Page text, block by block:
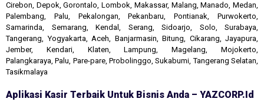
Cirebon, Depok, Gorontalo, Lombok, Makassar, Malang, Manado, Medan,
Palembang, Palu, Pekalongan, Pekanbaru, Pontianak, Purwokerto,
Samarinda, Semarang, Kendal, Serang, Sidoarjo, Solo, Surabaya,
Tangerang, Yogyakarta, Aceh, Banjarmasin, Bitung, Cikarang, Jayapura,
Jember, Kendari, Klaten, Lampung, Magelang, Mojokerto,
Palangkaraya, Palu, Pare-pare, Probolinggo, Sukabumi, Tangerang Selatan,
Tasikmalaya
Aplikasi Kasir Terbaik Untuk Bisnis Anda – YAZCORP.id